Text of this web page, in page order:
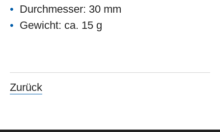
Durchmesser: 30 mm
Gewicht: ca. 15 g
Zurück